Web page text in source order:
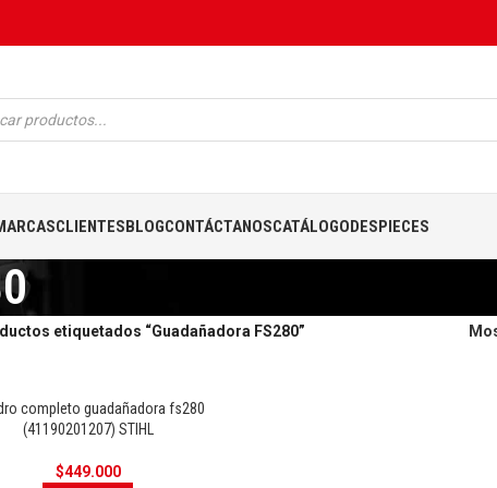
CLIENTESBLOGCONTÁCTANOSCATÁLOGODESPIECES
etiquetados “Guadañadora FS280”
completo guadañadora fs280
(41190201207) STIHL
$449.000